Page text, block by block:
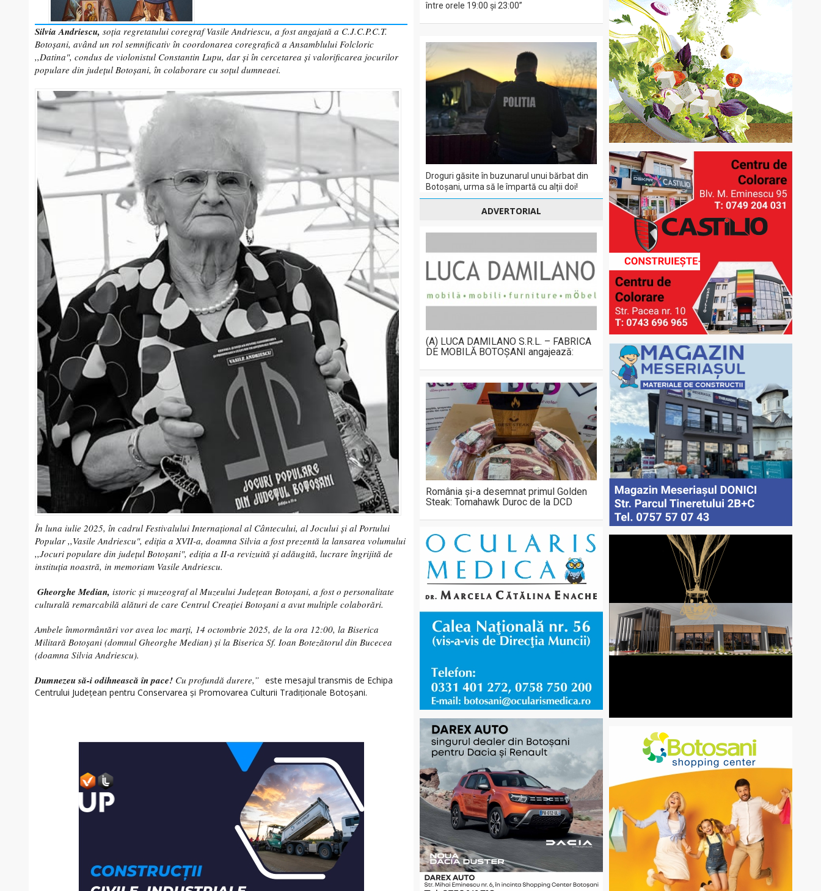
Silvia Andriescu, soția regretatului coregraf Vasile Andriescu, a fost angajată a C.J.C.P.C.T.
Botoșani, având un rol semnificativ în coordonarea coregrafică a Ansamblului Folcloric
,,Datina", condus de violonistul Constantin Lupu, dar și în cercetarea și valorificarea jocurilor
populare din județul Botoșani, în colaborare cu soțul dumneaei.
În luna iulie 2025, în cadrul Festivalului Internațional al Cântecului, al Jocului și al Portului
Popular ,,Vasile Andriescu", ediția a XVII-a, doamna Silvia a fost prezentă la lansarea volumului
,,Jocuri populare din județul Botoșani", ediția a II-a revizuită și adăugită, lucrare îngrijită de
instituția noastră, in memoriam Vasile Andriescu.
Gheorghe Median, istoric și muzeograf al Muzeului Județean Botoșani, a fost o personalitate
culturală remarcabilă alături de care Centrul Creației Botoșani a avut multiple colaborări.
Ambele înmormântări vor avea loc marți, 14 octombrie 2025, de la ora 12:00, la Biserica
Militară Botoșani (domnul Gheorghe Median) și la Biserica Sf. Ioan Botezătorul din Bucecea
(doamna Silvia Andriescu).
Dumnezeu să-i odihnească în pace! Cu profundă durere,” este mesajul transmis de Echipa
Centrului Județean pentru Conservarea și Promovarea Culturii Tradiționale Botoșani.
între orele 19:00 și 23:00”
Droguri găsite în buzunarul unui bărbat din
Botoșani, urma să le împartă cu alții doi!
ADVERTORIAL
(A) LUCA DAMILANO S.R.L. – FABRICA
DE MOBILĂ BOTOȘANI angajează:
România și-a desemnat primul Golden
Steak: Tomahawk Duroc de la DCD